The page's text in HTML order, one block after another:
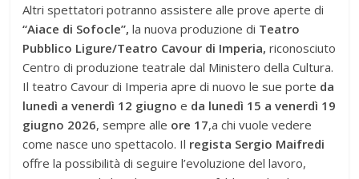
Altri spettatori potranno assistere alle prove aperte di
“Aiace di Sofocle”,la nuova produzione di Teatro
Pubblico Ligure/Teatro Cavour di Imperia,riconosciuto
Centro di produzione teatrale dal Ministero della Cultura.
Il teatro Cavour di Imperia apre di nuovo le sue porte da
lunedì a venerdì 12 giugnoe da lunedì 15 a venerdì 19
giugno 2026, sempre alle ore 17,a chi vuole vedere
come nasce uno spettacolo. Il regista Sergio Maifredi
offre la possibilità di seguire l’evoluzione del lavoro,